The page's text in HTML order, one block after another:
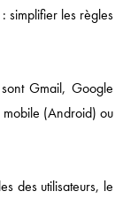
simplifier les règles
Gmail, Google
mobile (Android) ou
des utilisateurs, le